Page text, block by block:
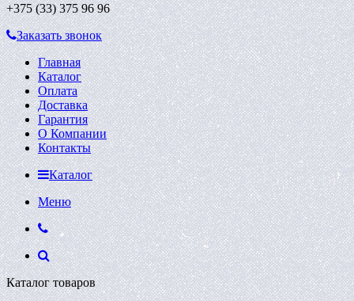
+375 (33)375 96 96
Заказать звонок
Главная
Каталог
Оплата
Доставка
Гарантия
О Компании
Контакты
Каталог
Меню
Каталог товаров